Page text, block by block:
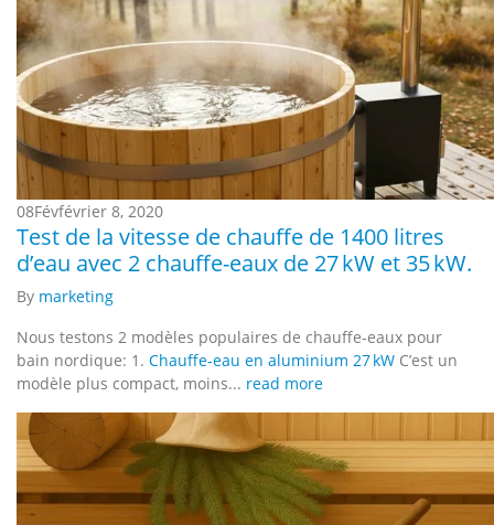
08Févfévrier 8, 2020
Test de la vitesse de chauffe de 1400 litres
d’eau avec 2 chauffe-eaux de 27 kW et 35 kW.
By marketing
Nous testons 2 modèles populaires de chauffe-eaux pour
bain nordique: 1. Chauffe-eau en aluminium 27 kW C’est un
modèle plus compact, moins... read more